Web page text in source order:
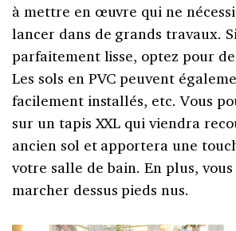
à mettre en œuvre qui ne
lancer dans de grands travaux.
parfaitement lisse, optez pour
Les sols en PVC peuvent
facilement installés, etc. Vous
sur un tapis XXL qui viendra
ancien sol et apportera une
votre salle de bain. En plus,
marcher dessus pieds nus.